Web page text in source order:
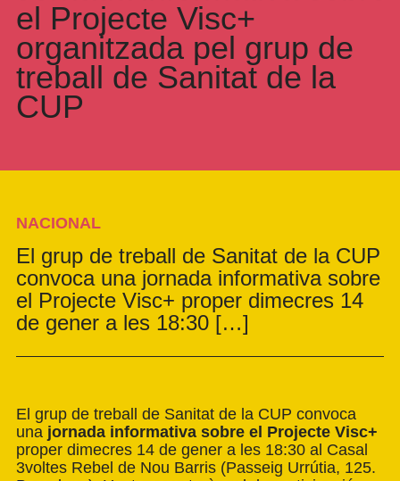
el Projecte Visc+
organitzada pel grup de
treball de Sanitat de la
CUP
NACIONAL
El grup de treball de Sanitat de la CUP
convoca una jornada informativa sobre
el Projecte Visc+ proper dimecres 14
de gener a les 18:30 […]
El grup de treball de Sanitat de la CUP convoca
una jornada informativa sobre el Projecte Visc+
proper dimecres 14 de gener a les 18:30 al Casal
3voltes Rebel de Nou Barris (Passeig Urrútia, 125.